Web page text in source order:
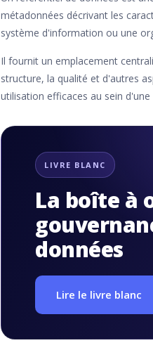
métadonnées décrivant les
système d'information ou une
Il fournit un emplacement
structure, la qualité et d'autres
utilisation efficaces au sein
LIVRE BLANC
La boîte à
données
Lire le livre blanc